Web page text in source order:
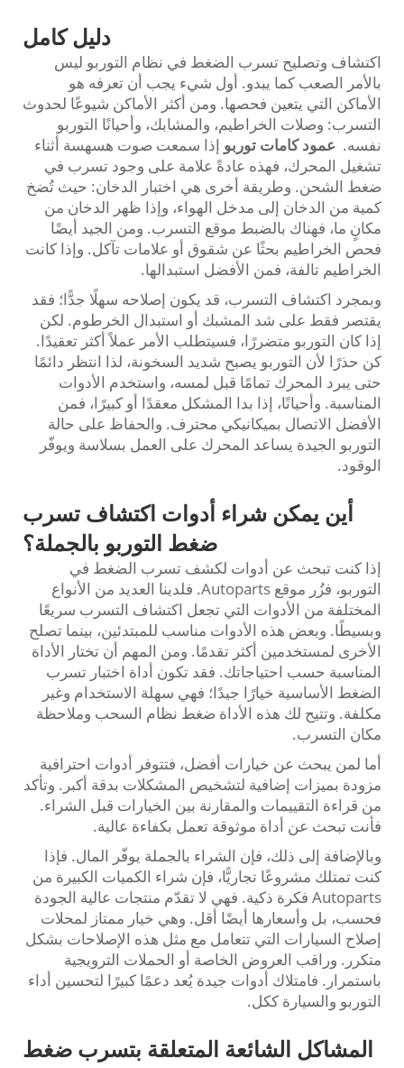
دليل كامل
اكتشاف وتصليح تسرب الضغط في نظام التوربو ليس
بالأمر الصعب كما يبدو. أول شيء يجب أن تعرفه هو
الأماكن التي يتعين فحصها. ومن أكثر الأماكن شيوعًا لحدوث
التسرب: وصلات الخراطيم، والمشابك، وأحيانًا التوربو
نفسه. عمود كامات توربو إذا سمعت صوت هسهسة أثناء
تشغيل المحرك، فهذه عادةً علامة على وجود تسرب في
ضغط الشحن. وطريقة أخرى هي اختبار الدخان: حيث تُضخ
كمية من الدخان إلى مدخل الهواء، وإذا ظهر الدخان من
مكانٍ ما، فهناك بالضبط موقع التسرب. ومن الجيد أيضًا
فحص الخراطيم بحثًا عن شقوق أو علامات تآكل. وإذا كانت
الخراطيم تالفة، فمن الأفضل استبدالها.
وبمجرد اكتشاف التسرب، قد يكون إصلاحه سهلًا جدًّا؛ فقد
يقتصر فقط على شد المشبك أو استبدال الخرطوم. لكن
إذا كان التوربو متضررًا، فسيتطلب الأمر عملاً أكثر تعقيدًا.
كن حذرًا لأن التوربو يصبح شديد السخونة، لذا انتظر دائمًا
حتى يبرد المحرك تمامًا قبل لمسه، واستخدم الأدوات
المناسبة. وأحيانًا، إذا بدا المشكل معقدًا أو كبيرًا، فمن
الأفضل الاتصال بميكانيكي محترف. والحفاظ على حالة
التوربو الجيدة يساعد المحرك على العمل بسلاسة ويوفّر
الوقود.
أين يمكن شراء أدوات اكتشاف تسرب
ضغط التوربو بالجملة؟
إذا كنت تبحث عن أدوات لكشف تسرب الضغط في
التوربو، فزُر موقع Autoparts. فلدينا العديد من الأنواع
المختلفة من الأدوات التي تجعل اكتشاف التسرب سريعًا
وبسيطًا. وبعض هذه الأدوات مناسب للمبتدئين، بينما تصلح
الأخرى لمستخدمين أكثر تقدمًا. ومن المهم أن تختار الأداة
المناسبة حسب احتياجاتك. فقد تكون أداة اختبار تسرب
الضغط الأساسية خيارًا جيدًا؛ فهي سهلة الاستخدام وغير
مكلفة. وتتيح لك هذه الأداة ضغط نظام السحب وملاحظة
مكان التسرب.
أما لمن يبحث عن خيارات أفضل، فتتوفر أدوات احترافية
مزودة بميزات إضافية لتشخيص المشكلات بدقة أكبر. وتأكد
من قراءة التقييمات والمقارنة بين الخيارات قبل الشراء.
فأنت تبحث عن أداة موثوقة تعمل بكفاءة عالية.
وبالإضافة إلى ذلك، فإن الشراء بالجملة يوفّر المال. فإذا
كنت تمتلك مشروعًا تجاريًّا، فإن شراء الكميات الكبيرة من
Autoparts فكرة ذكية. فهي لا تقدّم منتجات عالية الجودة
فحسب، بل وأسعارها أيضًا أقل. وهي خيار ممتاز لمحلات
إصلاح السيارات التي تتعامل مع مثل هذه الإصلاحات بشكل
متكرر. وراقب العروض الخاصة أو الحملات الترويجية
باستمرار. فامتلاك أدوات جيدة يُعد دعمًا كبيرًا لتحسين أداء
التوربو والسيارة ككل.
المشاكل الشائعة المتعلقة بتسرب ضغط